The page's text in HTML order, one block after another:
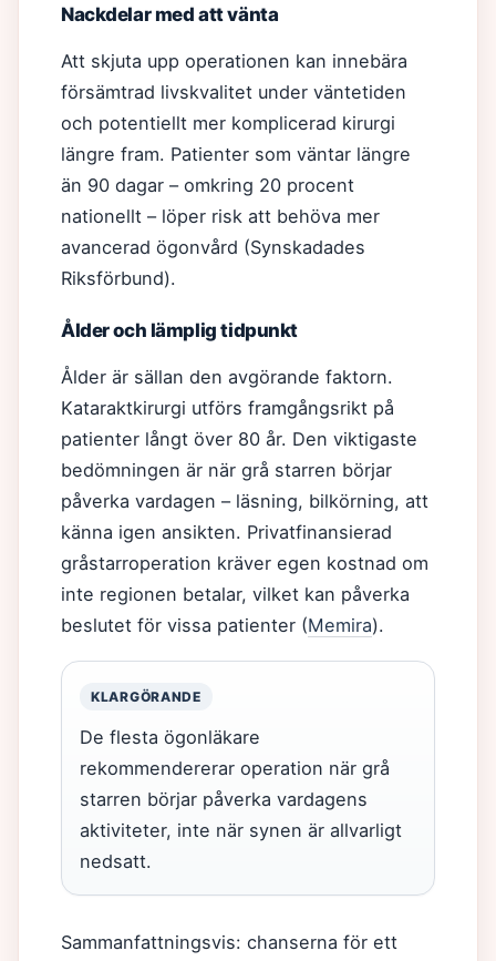
Nackdelar med att vänta
Att skjuta upp operationen kan innebära
försämtrad livskvalitet under väntetiden
och potentiellt mer komplicerad kirurgi
längre fram. Patienter som väntar längre
än 90 dagar – omkring 20 procent
nationellt – löper risk att behöva mer
avancerad ögonvård (Synskadades
Riksförbund).
Ålder och lämplig tidpunkt
Ålder är sällan den avgörande faktorn.
Kataraktkirurgi utförs framgångsrikt på
patienter långt över 80 år. Den viktigaste
bedömningen är när grå starren börjar
påverka vardagen – läsning, bilkörning, att
känna igen ansikten. Privatfinansierad
gråstarroperation kräver egen kostnad om
inte regionen betalar, vilket kan påverka
beslutet för vissa patienter (Memira).
KLARGÖRANDE
De flesta ögonläkare
rekommendererar operation när grå
starren börjar påverka vardagens
aktiviteter, inte när synen är allvarligt
nedsatt.
Sammanfattningsvis: chanserna för ett